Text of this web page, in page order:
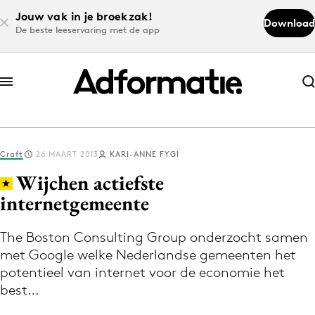
Jouw vak in je broekzak!
De beste leeservaring met de app
Download
Abonneer nu
Abonneer nu
Log in
Volg het laatste nieuws via de Adformatie
Nieuws app
Craft 26 MAART 2013 KARI-ANNE FYGI
Wijchen actiefste
internetgemeente
The Boston Consulting Group onderzocht samen
met Google welke Nederlandse gemeenten het
potentieel van internet voor de economie het
best…